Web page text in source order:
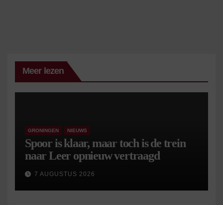
Meer lezen
GRONINGEN NIEUWS
Spoor is klaar, maar toch is de trein
naar Leer opnieuw vertraagd
7 AUGUSTUS 2026